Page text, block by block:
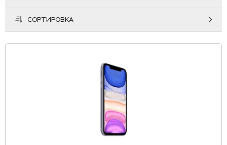
СОРТИРОВКА